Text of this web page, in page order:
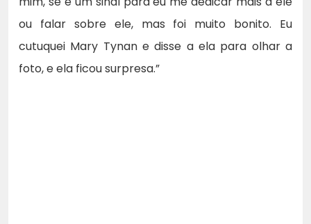
ou falar sobre ele, mas foi muito bonito. Eu
cutuquei Mary Tynan e disse a ela para olhar a
foto, e ela ficou surpresa.”